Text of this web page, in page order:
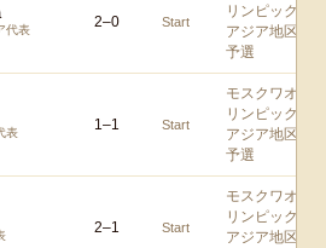
代表 2–0 Start
リンピック
アジア地区
予選
表 1–1 Start
モスクワオ
リンピック
アジア地区
予選
2–1 Start
モスクワオ
リンピック
アジア地区